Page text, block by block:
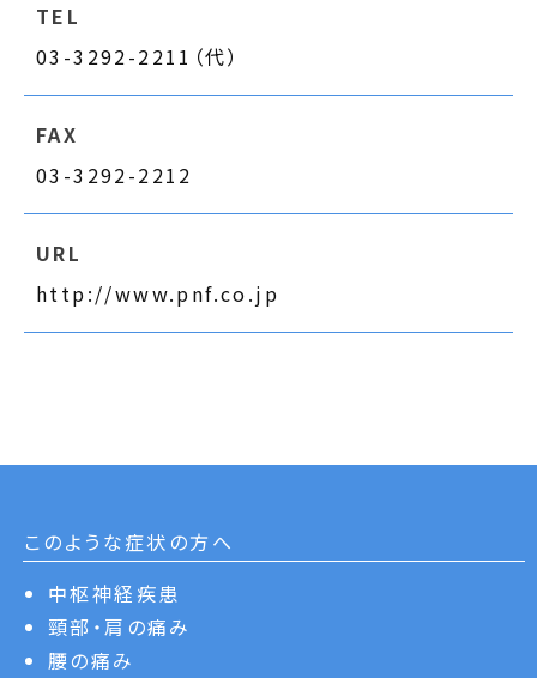
TEL
03-3292-2211（代）
FAX
03-3292-2212
URL
http://www.pnf.co.jp
このような症状の方へ
中枢神経疾患
頸部・肩の痛み
腰の痛み